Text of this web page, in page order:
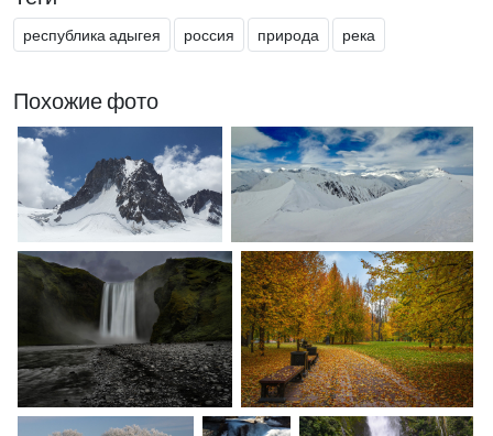
республика адыгея россия природа река
Похожие фото